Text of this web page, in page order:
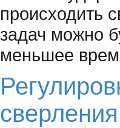
происходить
задач можно
меньшее
сверления